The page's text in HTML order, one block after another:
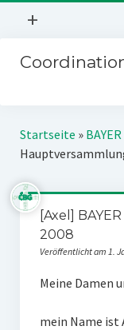
Menü
+
Mitmachen
Über uns
Kontakt
Impressum
Störfälle
Kampagnen
Stichwort BAYER
Jahrestagung
Startseite »
[Axel]
2008
Veröffentlicht am 1.
Meine Damen
mein Name ist